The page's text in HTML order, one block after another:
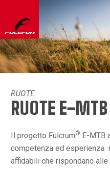
RUOTE
RUOTE E-MTB
Il progetto Fulcrum® E-MTB
competenza ed esperienza
affidabili che rispondano